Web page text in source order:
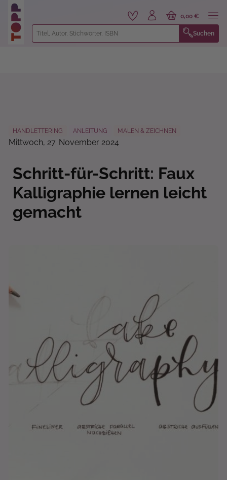
springen
Suchen
0,00 €
HANDLETTERING ANLEITUNG MALEN & ZEICHNEN
Mittwoch, 27. November 2024
Schritt-für-Schritt: Faux
Kalligraphie lernen leicht
gemacht